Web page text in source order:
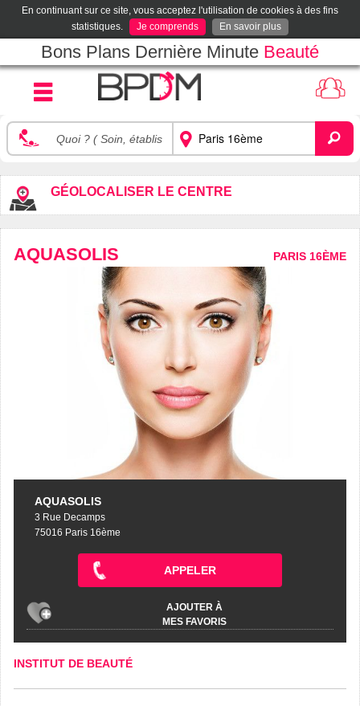
En continuant sur ce site, vous acceptez l'utilisation de cookies à des fins
statistiques.
Je comprends En savoir plus
Bons Plans Dernière Minute Beauté
GÉOLOCALISER LE CENTRE
AQUASOLIS PARIS 16ÈME
AQUASOLIS
3 Rue Decamps
75016 Paris 16ème
APPELER
AJOUTER À
MES FAVORIS
INSTITUT DE BEAUTÉ